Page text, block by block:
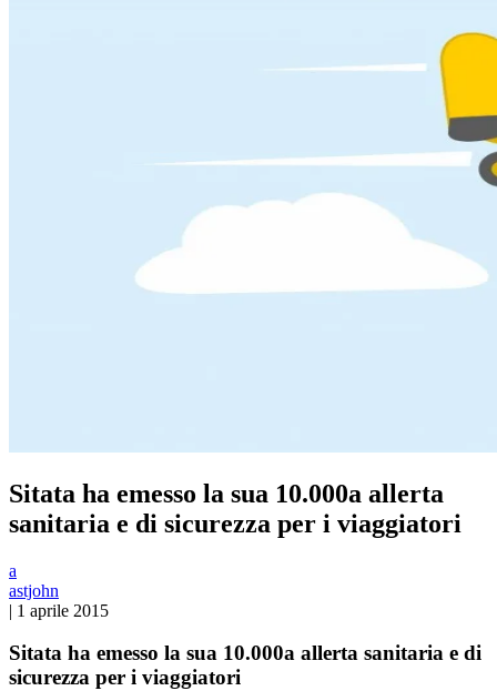
Sitata ha emesso la sua 10.000a allerta
sanitaria e di sicurezza per i viaggiatori
a
astjohn
| 1 aprile 2015
Sitata ha emesso la sua 10.000a allerta sanitaria e di
sicurezza per i viaggiatori